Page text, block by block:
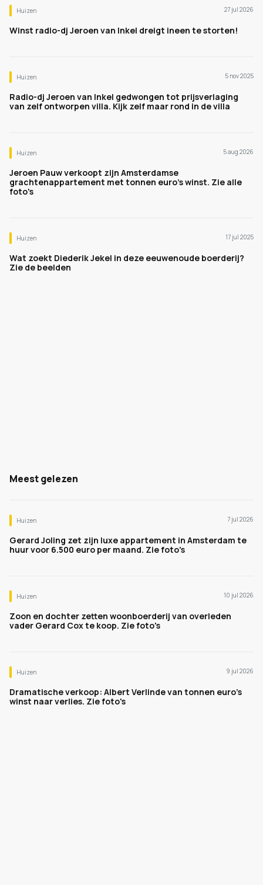
Huizen 27 jul 2026
Winst radio-dj Jeroen van Inkel dreigt ineen te storten!
Huizen 5 nov 2025
Radio-dj Jeroen van Inkel gedwongen tot prijsverlaging
van zelf ontworpen villa. Kijk zelf maar rond in de villa
Huizen 5 aug 2026
Jeroen Pauw verkoopt zijn Amsterdamse
grachtenappartement met tonnen euro's winst. Zie alle
foto's
Huizen 17 jul 2025
Wat zoekt Diederik Jekel in deze eeuwenoude boerderij?
Zie de beelden
Meest gelezen
Huizen 7 jul 2026
Gerard Joling zet zijn luxe appartement in Amsterdam te
huur voor 6.500 euro per maand. Zie foto's
Huizen 10 jul 2026
Zoon en dochter zetten woonboerderij van overleden
vader Gerard Cox te koop. Zie foto's
Huizen 9 jul 2026
Dramatische verkoop: Albert Verlinde van tonnen euro's
winst naar verlies. Zie foto's